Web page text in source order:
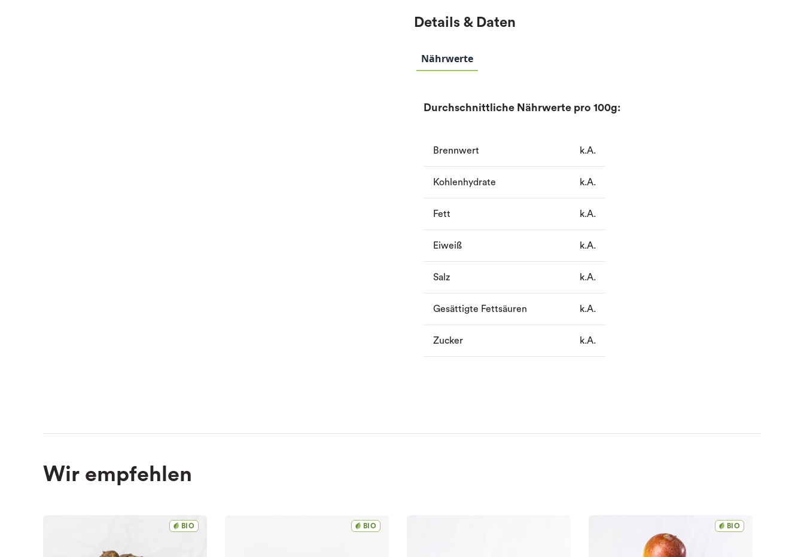
Details & Daten
Nährwerte
Durchschnittliche Nährwerte pro 100g:
Brennwert k.A.
Kohlenhydrate k.A.
Fett k.A.
Eiweiß k.A.
Salz k.A.
Gesättigte Fettsäuren k.A.
Zucker k.A.
Wir empfehlen
BIO BIO BIO